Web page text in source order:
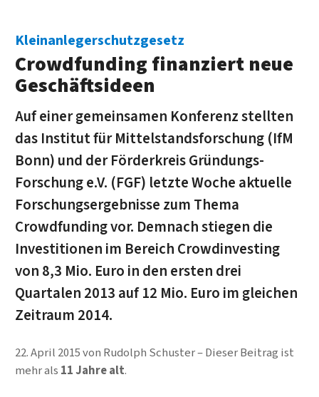
Kleinanlegerschutzgesetz
Crowdfunding finanziert neue
Geschäftsideen
Auf einer gemeinsamen Konferenz stellten
das Institut für Mittelstandsforschung (IfM
Bonn) und der Förderkreis Gründungs-
Forschung e.V. (FGF) letzte Woche aktuelle
Forschungsergebnisse zum Thema
Crowdfunding vor. Demnach stiegen die
Investitionen im Bereich Crowdinvesting
von 8,3 Mio. Euro in den ersten drei
Quartalen 2013 auf 12 Mio. Euro im gleichen
Zeitraum 2014.
22. April 2015von Rudolph Schuster
Dieser Beitrag ist
mehr als 11 Jahre alt.